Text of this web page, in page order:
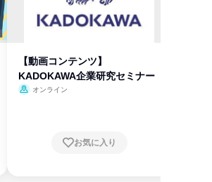
【動画コンテンツ】
KADOKAWA企業研究セミナー
オンライン
お気に入り